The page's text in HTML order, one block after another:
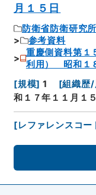
月１５日
防衛省防衛研究所
参考資料
重慶側資料第
利用） 昭和１
[規模] 1 [組織歴
和１７年１１月１
[レファレンスコー